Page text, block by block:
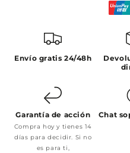
Envío gratis 24/48h
Garantía de acción
Compra hoy y tienes 14
días para decidir. Si no
es para ti,
Chat